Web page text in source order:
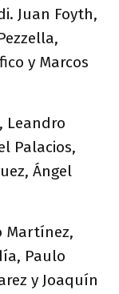
Juan Foyth,
y Marcos
Leandro
Palacios,
Ángel
Martínez,
Paulo
y Joaquín